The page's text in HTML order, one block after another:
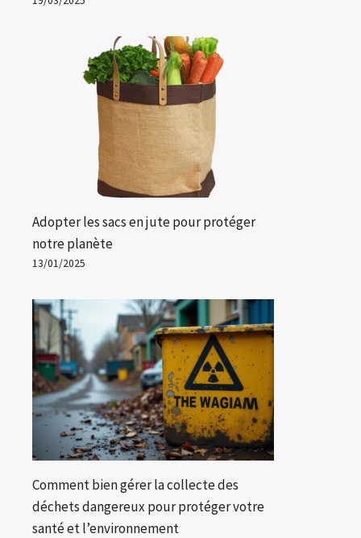
Adopter les sacs en jute pour protéger
notre planète
13/01/2025
Comment bien gérer la collecte des
déchets dangereux pour protéger votre
santé et l’environnement